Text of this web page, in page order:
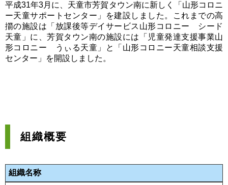
平成31年3月に、天童市芳賀タウン南に新しく「山形コロニ
ー天童サポートセンター」を建設しました。これまでの高
擶の施設は「放課後等デイサービス山形コロニー シード
天童」に、芳賀タウン南の施設には「児童発達支援事業山
形コロニー うぃる天童」と「山形コロニー天童相談支援
センター」を開設しました。
組織概要
組織名称